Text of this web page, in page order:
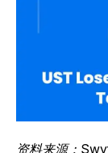
资料来源：